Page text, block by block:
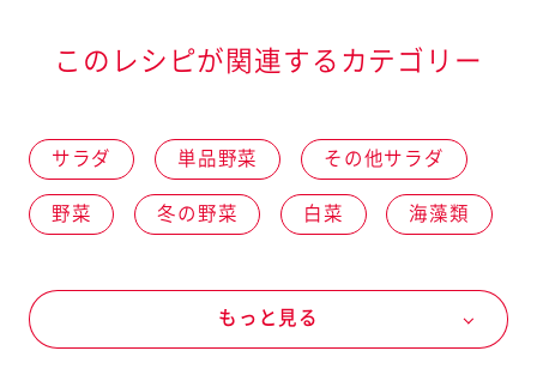
このレシピが関連するカテゴリー
サラダ 単品野菜 その他サラダ
野菜 冬の野菜 白菜 海藻類
野菜がうまい！たれもっと見る